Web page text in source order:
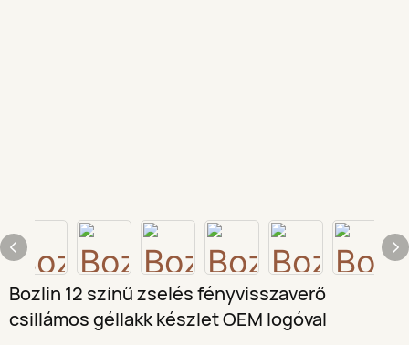
Bozlin 12 színű zselés fényvisszaverő
csillámos géllakk készlet OEM logóval